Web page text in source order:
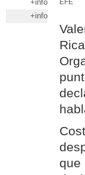
+info
+info
EFE
que